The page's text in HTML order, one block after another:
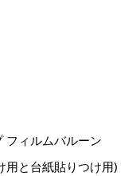
フィルムバルーン
用と台紙貼りつけ用)